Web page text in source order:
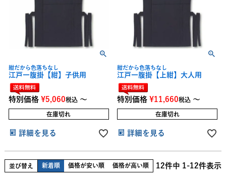
紺だから色落ちなし
江戸一腹掛【紺】子供用
特別価格 ¥5,060税込 〜
在庫切れ
詳細を見る
紺だから色落ちなし
江戸一腹掛【上紺】大人用
特別価格 ¥11,660税込 〜
在庫切れ
詳細を見る
並び替え 新着順 価格が安い順 価格が高い順 12件中 1 -12件表示